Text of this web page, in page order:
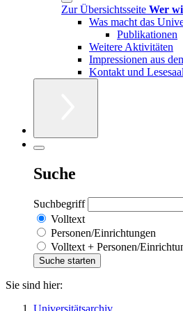
Zur Übersichtsseite Wer
Was macht das
Publikationen
Weitere Aktivitäten
Impressionen aus
Kontakt und
Suche
Suchbegriff
Volltext
Personen/Einrichtungen
Volltext + Personen/
Sie sind hier:
Universitätsarchiv